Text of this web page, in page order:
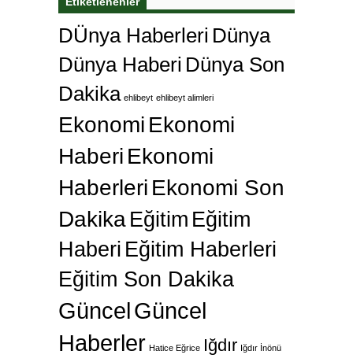
DÜnya Haberleri Dünya
Dünya Haberi Dünya Son
Dakika ehlibeyt ehlibeyt alimleri
Ekonomi Ekonomi
Haberi Ekonomi
Haberleri Ekonomi Son
Dakika Eğitim Eğitim
Haberi Eğitim Haberleri
Eğitim Son Dakika
GüncelGüncel
Haberler Hatice Eğrice Iğdır Iğdır İnönü